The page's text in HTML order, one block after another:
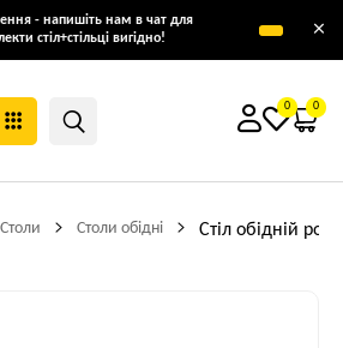
- напишіть нам в чат для
стіл+стільці вигідно!
×
0 0
Столи Столи обідні Стіл обідній